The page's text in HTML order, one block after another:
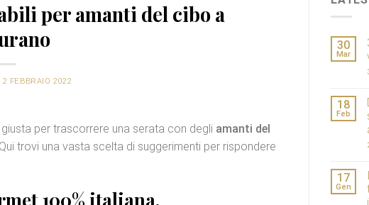
per amanti del cibo a
2 FEBBRAIO 2022
per trascorrere una serata con degli amanti del
trovi una vasta scelta di suggerimenti per rispondere
100% italiana.
30
Mar
18
Feb
17
Gen